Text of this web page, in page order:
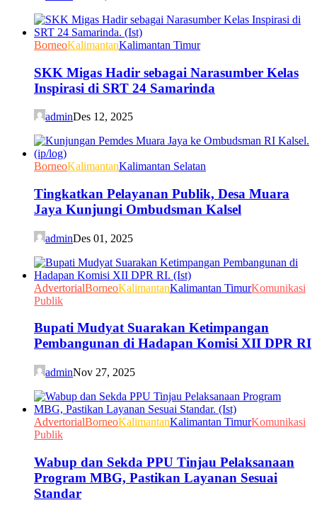
BorneoKalimantanKalimantan Timur
SKK Migas Hadir sebagai Narasumber Kelas
Inspirasi di SRT 24 Samarinda
adminDes 12, 2025
BorneoKalimantanKalimantan Selatan
Tingkatkan Pelayanan Publik, Desa Muara
Jaya Kunjungi Ombudsman Kalsel
adminDes 01, 2025
AdvertorialBorneoKalimantanKalimantan TimurKomunikasi
Publik
Bupati Mudyat Suarakan Ketimpangan
Pembangunan di Hadapan Komisi XII DPR RI
adminNov 27, 2025
AdvertorialBorneoKalimantanKalimantan TimurKomunikasi
Publik
Wabup dan Sekda PPU Tinjau Pelaksanaan
Program MBG, Pastikan Layanan Sesuai
Standar